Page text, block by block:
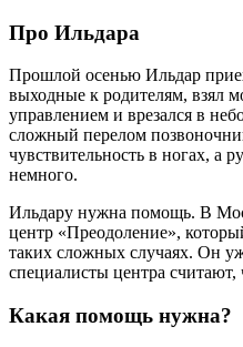
Про Ильдара
Прошлой осенью Ильдар
выходные к родителям, взял
управлением и врезался в
сложный перелом
чувствительность в ногах, а
немного.
Ильдару нужна помощь. В
центр «Преодоление»,
таких сложных случаях. Он
специалисты центра
Какая помощь нужна?